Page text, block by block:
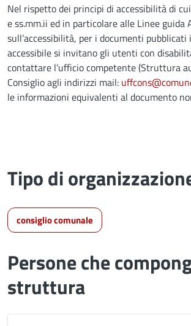
Nel rispetto dei principi di accessibilità di
e ss.mm.ii ed in particolare alle Linee guida
sull’accessibilità, per i documenti
accessibile si invitano gli utenti con
contattare l’ufficio competente (Struttura
Consiglio agli indirizzi mail:
le informazioni equivalenti al documento
Tipo di
consiglio comunale
Persone che
struttura